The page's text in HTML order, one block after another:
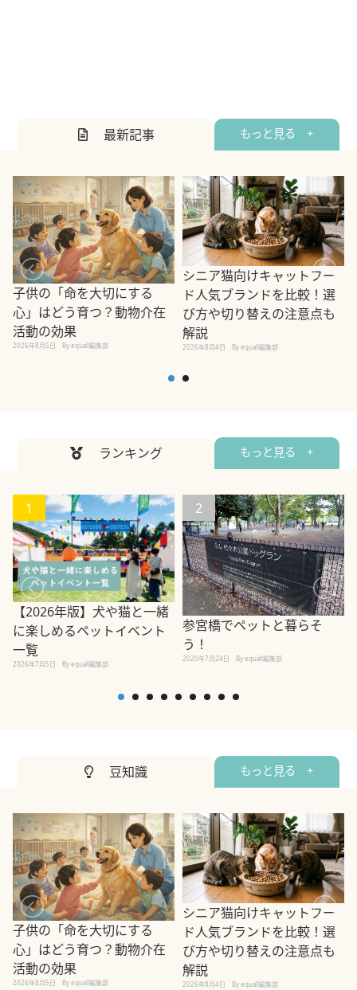
最新記事 もっと見る +
子供の「命を大切にする
心」はどう育つ？動物介在
活動の効果
2026年8月5日 By equall編集部
シニア猫向けキャットフー
ド人気ブランドを比較！選
び方や切り替えの注意点も
解説
2026年8月4日 By equall編集部
ランキング もっと見る +
1
【2026年版】犬や猫と一緒
に楽しめるペットイベント
一覧
2026年7月5日 By equall編集部
2
参宮橋でペットと暮らそ
う！
2020年7月24日 By equall編集部
豆知識 もっと見る +
子供の「命を大切にする
心」はどう育つ？動物介在
活動の効果
2026年8月5日 By equall編集部
シニア猫向けキャットフー
ド人気ブランドを比較！選
び方や切り替えの注意点も
解説
2026年8月4日 By equall編集部